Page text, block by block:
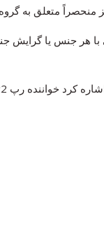
منحصراً متعلق به
هر جنس یا